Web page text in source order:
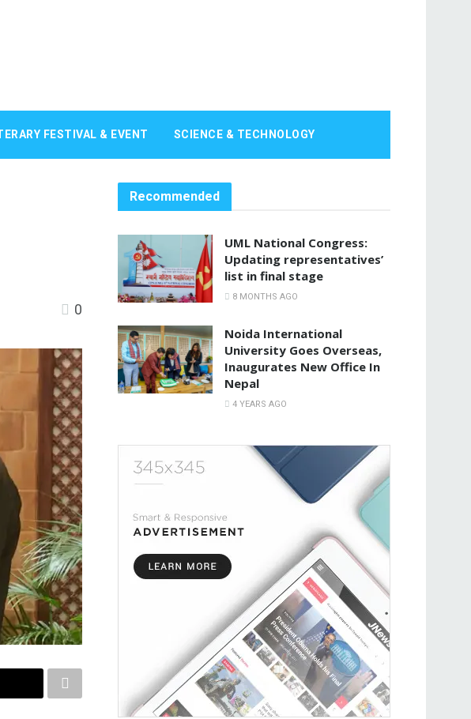
FESTIVAL & EVENT SCIENCE & TECHNOLOGY
0
Recommended
UML National Congress:
Updating representatives’
list in final stage
8 MONTHS AGO
Noida International
University Goes Overseas,
Inaugurates New Office In
Nepal
4 YEARS AGO